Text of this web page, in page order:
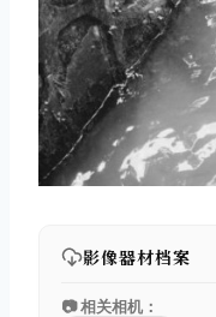
影像器材档案
📷 相关相机：